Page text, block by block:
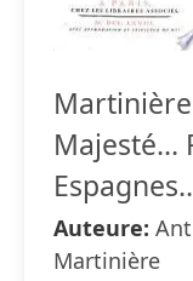
Majesté...
Auteure:
Martinière